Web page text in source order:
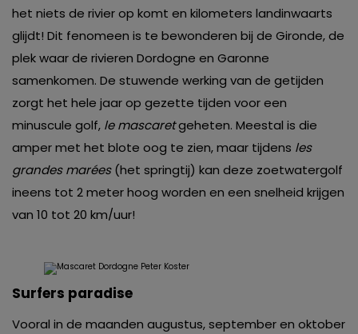
het niets de rivier op komt en kilometers landinwaarts
glijdt! Dit fenomeen is te bewonderen bij de Gironde, de
plek waar de rivieren Dordogne en Garonne
samenkomen. De stuwende werking van de getijden
zorgt het hele jaar op gezette tijden voor een
minuscule golf, le mascaretgeheten. Meestal is die
amper met het blote oog te zien, maar tijdens les
grandes marées(het springtij) kan deze zoetwatergolf
ineens tot 2 meter hoog worden en een snelheid krijgen
van 10 tot 20 km/uur!
Surfers paradise
Vooral in de maanden augustus, september en oktober